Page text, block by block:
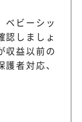
ベビーシッ
認しましょ
収益以前の
者対応、